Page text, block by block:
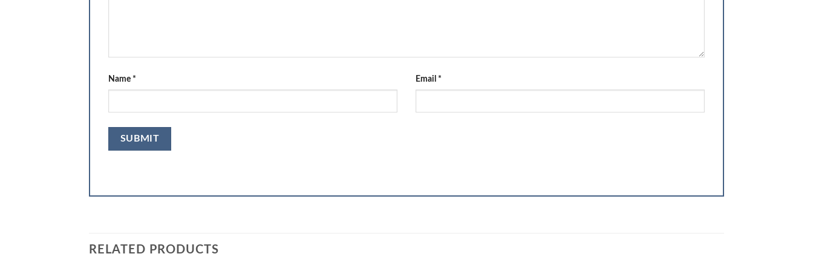
Name * Email *
RELATED PRODUCTS